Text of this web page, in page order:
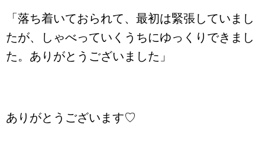
「落ち着いておられて、最初は緊張していまし
たが、しゃべっていくうちにゆっくりできまし
た。ありがとうございました」
ありがとうございます♡